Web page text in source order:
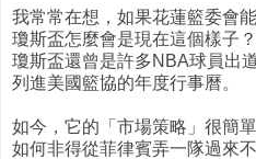
我常常在想，如果花蓮籃委會
瓊斯盃怎麼會是現在這個樣子
瓊斯盃還曾是許多NBA球員出
列進美國籃協的年度行事曆。
如今，它的「市場策略」很簡
如何非得從菲律賓弄一隊過來